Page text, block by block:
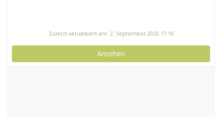
Zuletzt aktualisiert am: 2. September 2025 17:10
Ansehen